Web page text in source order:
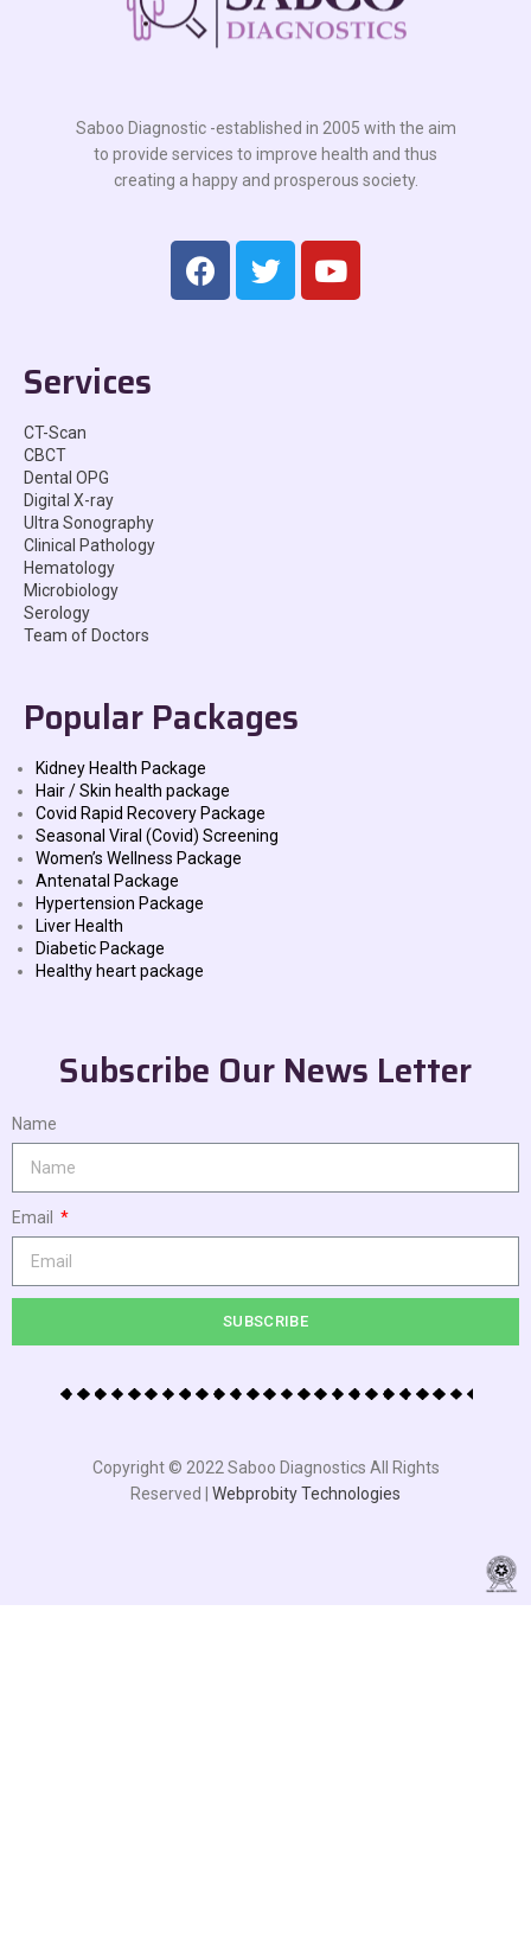
Saboo Diagnostic -established in 2005 with the aim
to provide services to improve health and thus
creating a happy and prosperous society.
Services
CT-Scan
CBCT
Dental OPG
Digital X-ray
Ultra Sonography
Clinical Pathology
Hematology
Microbiology
Serology
Team of Doctors
Popular Packages
Kidney Health Package
Hair / Skin health package
Covid Rapid Recovery Package
Seasonal Viral (Covid) Screening
Women’s Wellness Package
Antenatal Package
Hypertension Package
Liver Health
Diabetic Package
Healthy heart package
Subscribe Our News Letter
Name
Email
SUBSCRIBE
Copyright © 2022 Saboo Diagnostics All Rights
Reserved | Webprobity Technologies